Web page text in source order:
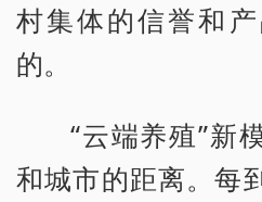
村集体的信誉和
的。
“云端养殖”新
和城市的距离。每